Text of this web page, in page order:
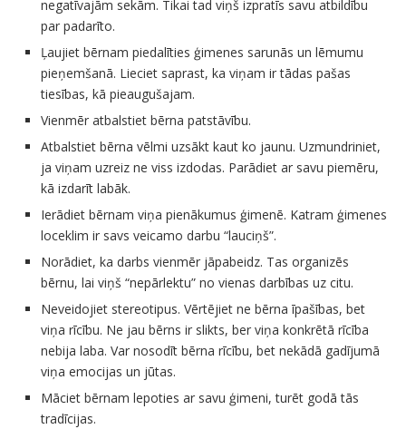
negatīvajām sekām. Tikai tad viņš izpratīs savu atbildību
par padarīto.
Ļaujiet bērnam piedalīties ģimenes sarunās un lēmumu
pieņemšanā. Lieciet saprast, ka viņam ir tādas pašas
tiesības, kā pieaugušajam.
Vienmēr atbalstiet bērna patstāvību.
Atbalstiet bērna vēlmi uzsākt kaut ko jaunu. Uzmundriniet,
ja viņam uzreiz ne viss izdodas. Parādiet ar savu piemēru,
kā izdarīt labāk.
Ierādiet bērnam viņa pienākumus ģimenē. Katram ģimenes
loceklim ir savs veicamo darbu “lauciņš”.
Norādiet, ka darbs vienmēr jāpabeidz. Tas organizēs
bērnu, lai viņš “nepārlektu” no vienas darbības uz citu.
Neveidojiet stereotipus. Vērtējiet ne bērna īpašības, bet
viņa rīcību. Ne jau bērns ir slikts, ber viņa konkrētā rīcība
nebija laba. Var nosodīt bērna rīcību, bet nekādā gadījumā
viņa emocijas un jūtas.
Māciet bērnam lepoties ar savu ģimeni, turēt godā tās
tradīcijas.